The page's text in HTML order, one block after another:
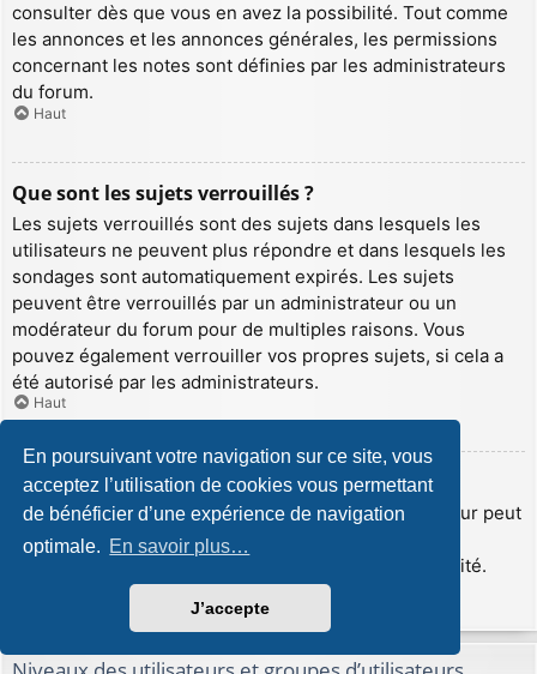
En poursuivant votre navigation sur ce site, vous
acceptez l’utilisation de cookies vous permettant
de bénéficier d’une expérience de navigation
optimale. En savoir plus…
J’accepte
consulter dès que vous en avez la possibilité. Tout comme
les annonces et les annonces générales, les permissions
concernant les notes sont définies par les administrateurs
du forum.
Haut
Que sont les sujets verrouillés ?
Les sujets verrouillés sont des sujets dans lesquels les
utilisateurs ne peuvent plus répondre et dans lesquels les
sondages sont automatiquement expirés. Les sujets
peuvent être verrouillés par un administrateur ou un
modérateur du forum pour de multiples raisons. Vous
pouvez également verrouiller vos propres sujets, si cela a
été autorisé par les administrateurs.
Haut
Que sont les icônes de sujet ?
Les icônes de sujet sont de petites images que l’auteur peut
insérer afin d’illustrer le contenu de son sujet. Les
administrateurs peuvent désactiver cette fonctionnalité.